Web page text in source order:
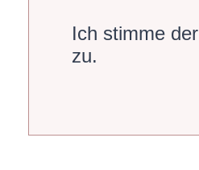
Ich stimme der
zu.